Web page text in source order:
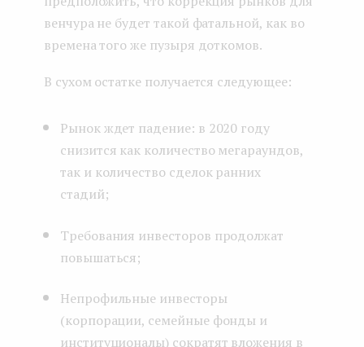
венчура не будет такой фатальной, как во
времена того же пузыря доткомов.
В сухом остатке получается следующее:
Рынок ждет падение: в 2020 году
снизится как количество мегараундов,
так и количество сделок ранних
стадий;
Требования инвесторов продолжат
повышаться;
Непрофильные инвесторы
(корпорации, семейные фонды и
институционалы) сократят вложения в